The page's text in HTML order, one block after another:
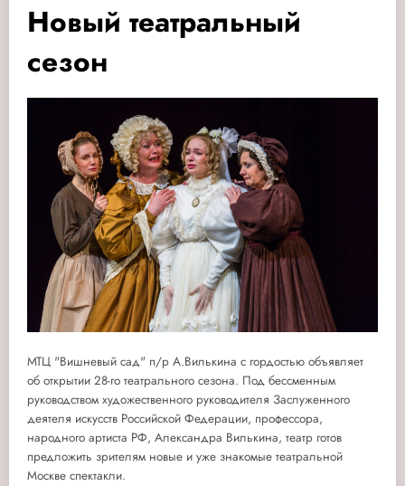
Новый театральный
сезон
МТЦ "Вишневый сад" п/р А.Вилькина с гордостью объявляет
об открытии 28-го театрального сезона. Под бессменным
руководством художественного руководителя Заслуженного
деятеля искусств Российской Федерации, профессора,
народного артиста РФ, Александра Вилькина, театр готов
предложить зрителям новые и уже знакомые театральной
Москве спектакли.